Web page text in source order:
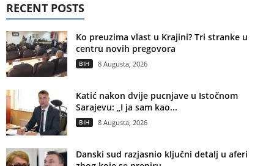
RECENT POSTS
Ko preuzima vlast u Krajini? Tri stranke u
centru novih pregovora
BIH 8 Augusta, 2026
Katić nakon dvije pucnjave u Istočnom
Sarajevu: „I ja sam kao...
BIH 8 Augusta, 2026
Danski sud razjasnio ključni detalj u aferi